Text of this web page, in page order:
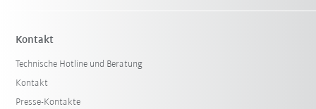
Kontakt
Technische Hotline und Beratung
Kontakt
Presse-Kontakte